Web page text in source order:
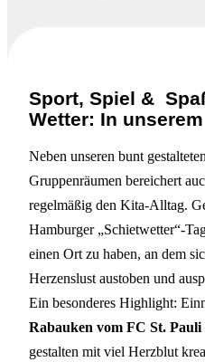
Sport, Spiel &
Wetter: In
Neben unseren bunt
Gruppenräumen bereichert
regelmäßig den Kita-Alltag.
Hamburger „Schietwetter“-
einen Ort zu haben, an dem
Herzenslust austoben und
Ein besonderes Highlight:
Rabauken vom FC St.
gestalten mit viel Herzblut